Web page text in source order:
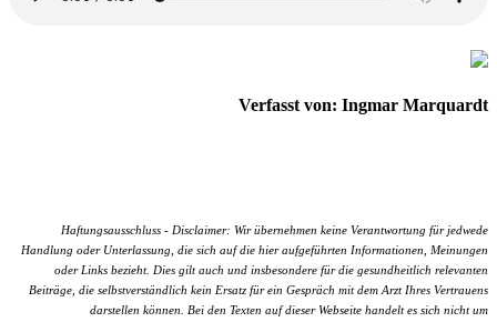
Verfasst von: Ingmar Marquardt
Haftungsausschluss - Disclaimer: Wir übernehmen keine Verantwortung für jedwede
Handlung oder Unterlassung, die sich auf die hier aufgeführten Informationen, Meinungen
oder Links bezieht. Dies gilt auch und insbesondere für die gesundheitlich relevanten
Beiträge, die selbstverständlich kein Ersatz für ein Gespräch mit dem Arzt Ihres Vertrauens
darstellen können. Bei den Texten auf dieser Webseite handelt es sich nicht um